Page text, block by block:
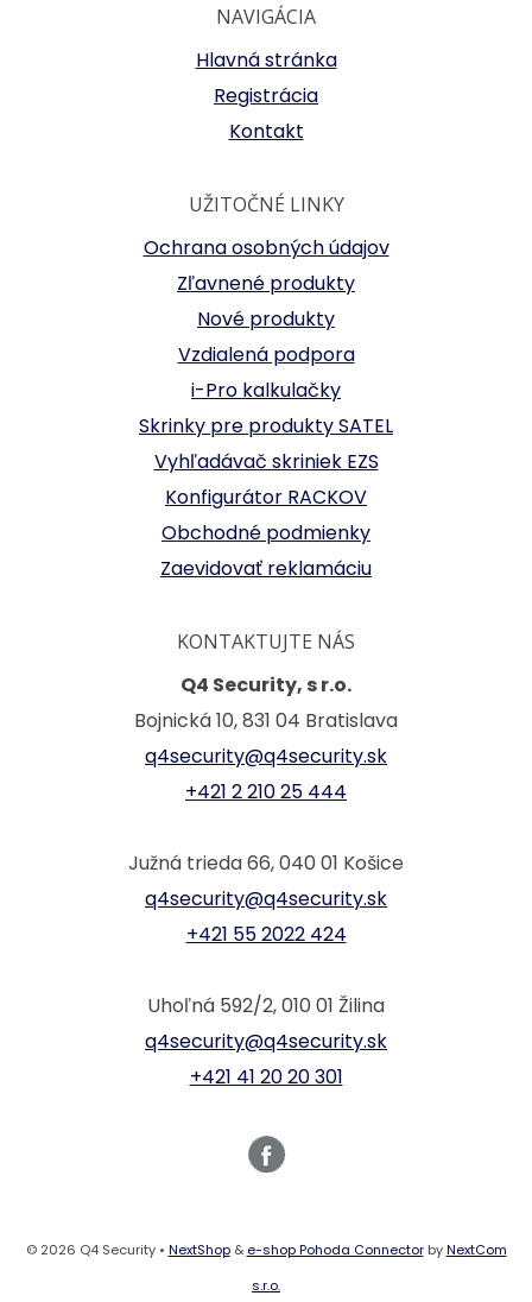
NAVIGÁCIA
Hlavná stránka
Registrácia
Kontakt
UŽITOČNÉ LINKY
Ochrana osobných údajov
Zľavnené produkty
Nové produkty
Vzdialená podpora
i-Pro kalkulačky
Skrinky pre produkty SATEL
Vyhľadávač skriniek EZS
Konfigurátor RACKOV
Obchodné podmienky
Zaevidovať reklamáciu
KONTAKTUJTE NÁS
Q4 Security, s r.o.
Bojnická 10, 831 04 Bratislava
q4security@q4security.sk
+421 2 210 25 444
Južná trieda 66, 040 01 Košice
q4security@q4security.sk
+421 55 2022 424
Uhoľná 592/2, 010 01 Žilina
q4security@q4security.sk
+421 41 20 20 301
© 2026 Q4 Security • NextShop& e-shop Pohoda ConnectorbyNextCom
s.r.o.